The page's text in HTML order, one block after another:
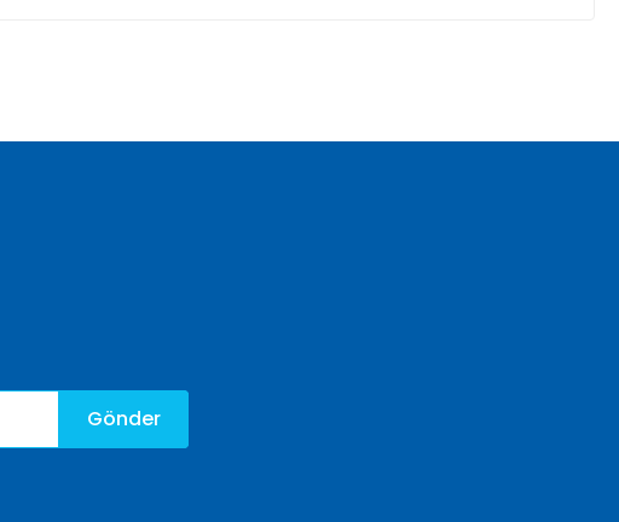
Gönder